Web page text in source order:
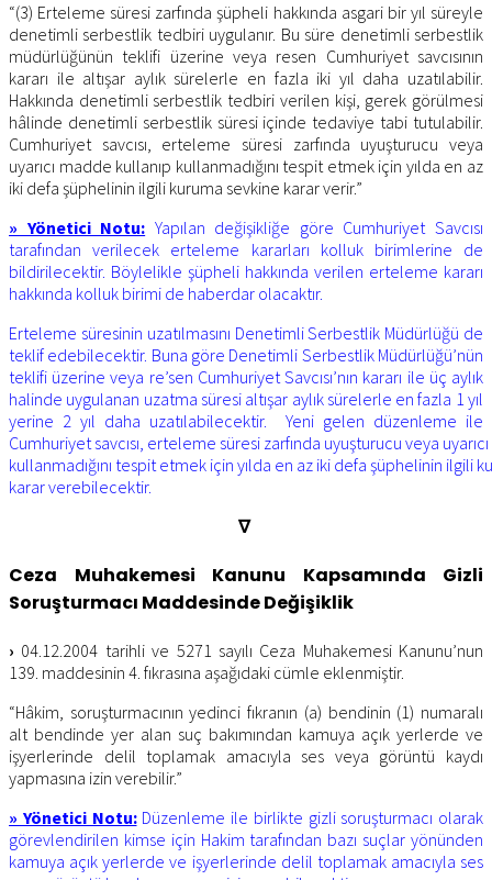
“(3) Erteleme süresi zarfında şüpheli hakkında asgari bir yıl süreyle
denetimli serbestlik tedbiri uygulanır. Bu süre denetimli serbestlik
müdürlüğünün teklifi üzerine veya resen Cumhuriyet savcısının
kararı ile altışar aylık sürelerle en fazla iki yıl daha uzatılabilir.
Hakkında denetimli serbestlik tedbiri verilen kişi, gerek görülmesi
hâlinde denetimli serbestlik süresi içinde tedaviye tabi tutulabilir.
Cumhuriyet savcısı, erteleme süresi zarfında uyuşturucu veya
uyarıcı madde kullanıp kullanmadığını tespit etmek için yılda en az
iki defa şüphelinin ilgili kuruma sevkine karar verir.”
» Yönetici Notu: Yapılan değişikliğe göre Cumhuriyet Savcısı
tarafından verilecek erteleme kararları kolluk birimlerine de
bildirilecektir. Böylelikle şüpheli hakkında verilen erteleme kararı
hakkında kolluk birimi de haberdar olacaktır.
Erteleme süresinin uzatılmasını Denetimli Serbestlik Müdürlüğü de
teklif edebilecektir. Buna göre Denetimli Serbestlik Müdürlüğü’nün
teklifi üzerine veya re’sen Cumhuriyet Savcısı’nın kararı ile üç aylık
halinde uygulanan uzatma süresi altışar aylık sürelerle en fazla 1 yıl
yerine 2 yıl daha uzatılabilecektir. Yeni gelen düzenleme ile
Cumhuriyet savcısı, erteleme süresi zarfında uyuşturucu veya
kullanmadığını tespit etmek için yılda en az iki defa şüphelinin ilgili
karar verebilecektir.
∇
Ceza Muhakemesi Kanunu Kapsamında Gizli
Soruşturmacı Maddesinde Değişiklik
› 04.12.2004 tarihli ve 5271 sayılı Ceza Muhakemesi Kanunu’nun
139. maddesinin 4. fıkrasına aşağıdaki cümle eklenmiştir.
“Hâkim, soruşturmacının yedinci fıkranın (a) bendinin (1) numaralı
alt bendinde yer alan suç bakımından kamuya açık yerlerde ve
işyerlerinde delil toplamak amacıyla ses veya görüntü kaydı
yapmasına izin verebilir.”
» Yönetici Notu:Düzenleme ile birlikte gizli soruşturmacı olarak
görevlendirilen kimse için Hakim tarafından bazı suçlar yönünden
kamuya açık yerlerde ve işyerlerinde delil toplamak amacıyla ses